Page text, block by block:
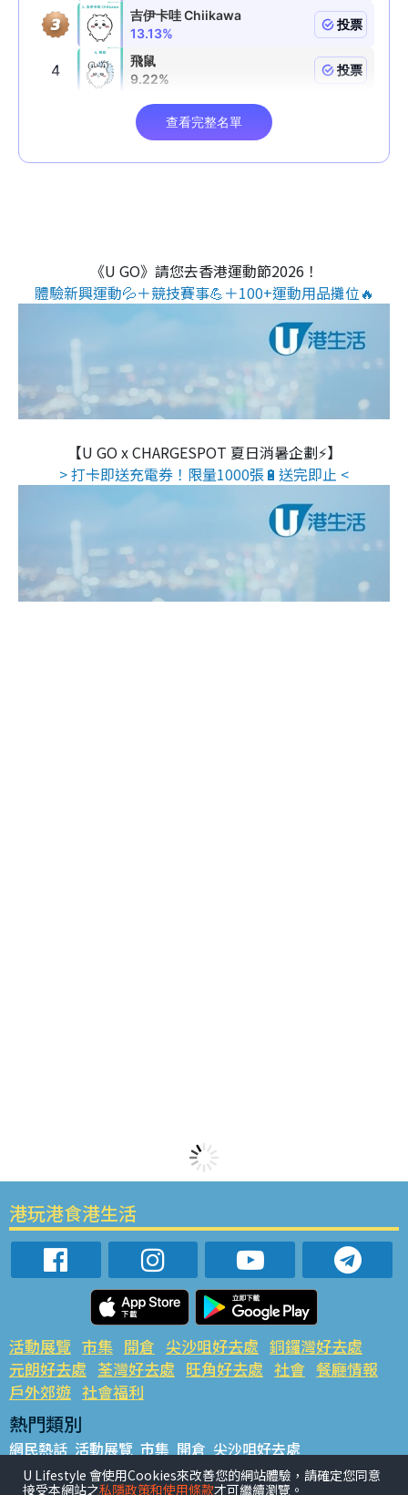
《U GO》請您去香港運動節2026！
體驗新興運動💦＋競技賽事💪＋100+運動用品攤位🔥
【U GO x CHARGESPOT 夏日消暑企劃⚡】
> 打卡即送充電券！限量1000張🔋送完即止 <
港玩港食港生活
活動展覽 市集 開倉 尖沙咀好去處 銅鑼灣好去處
元朗好去處 荃灣好去處 旺角好去處 社會 餐廳情報
戶外郊遊 社會福利
熱門類別
網民熱話 活動展覽 市集 開倉 尖沙咀好去處
銅鑼灣好去處 元朗好去處 荃灣好去處 旺角好去處 社會
U Lifestyle 會使用Cookies來改善您的網站體驗，請確定您同意
接受本網站之私隱政策和使用條款才可繼續瀏覽。